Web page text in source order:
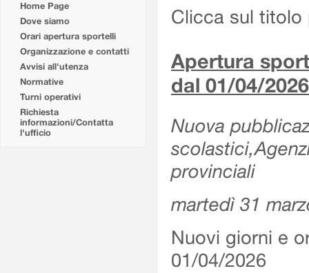
Home Page
Dove siamo
Orari apertura sportelli
Organizzazione e contatti
Avvisi all'utenza
Normative
Turni operativi
Richiesta
informazioni/Contatta
l'ufficio
Clicca sul titolo
Apertura
dal 01/04/2026
Nuova
provinciali
martedì 31
Nuovi giorni e
01/04/2026